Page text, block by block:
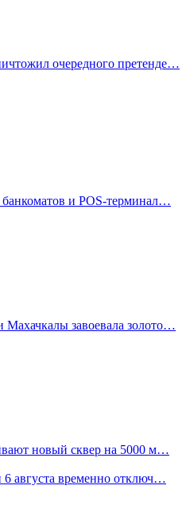
очередного претенде…
банкоматов и POS-терминал…
завоевала золото…
новый сквер на 5000 м…
августа временно отключ…